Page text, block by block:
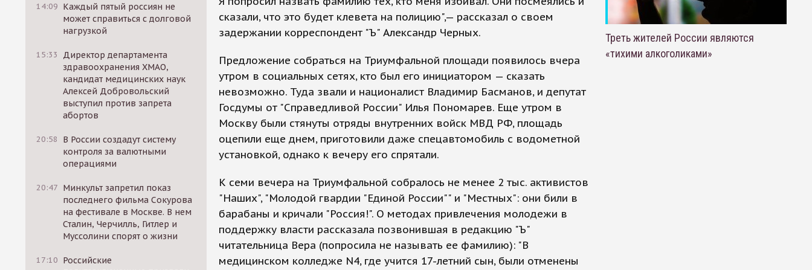
14:09 Каждый пятый россиян не
может справиться с долговой
нагрузкой
15:33
Директор департамента
здравоохранения ХМАО,
кандидат медицинских наук
Алексей Добровольский
выступил против запрета
абортов
20:58
В России создадут систему
контроля за валютными
операциями
20:47 Минкульт запретил показ
последнего фильма Сокурова
на фестивале в Москве. В нем
Сталин, Черчилль, Гитлер и
Муссолини спорят о жизни
17:10 Российские
сказали, что это будет клевета на полицию",— рассказал о своем
задержании корреспондент "Ъ" Александр Черных.
Предложение собраться на Триумфальной площади появилось вчера
утром в социальных сетях, кто был его инициатором — сказать
невозможно. Туда звали и националист Владимир Басманов, и депутат
Госдумы от "Справедливой России" Илья Пономарев. Еще утром в
Москву были стянуты отряды внутренних войск МВД РФ, площадь
оцепили еще днем, приготовили даже спецавтомобиль с водометной
установкой, однако к вечеру его спрятали.
К семи вечера на Триумфальной собралось не менее 2 тыс. активистов
"Наших", "Молодой гвардии "Единой России"" и "Местных": они били в
барабаны и кричали "Россия!". О методах привлечения молодежи в
поддержку власти рассказала позвонившая в редакцию "Ъ"
читательница Вера (попросила не называть ее фамилию): "В
медицинском колледже N4, где учится 17-летний сын, были отменены
Треть жителей России являются
«тихими алкоголиками»